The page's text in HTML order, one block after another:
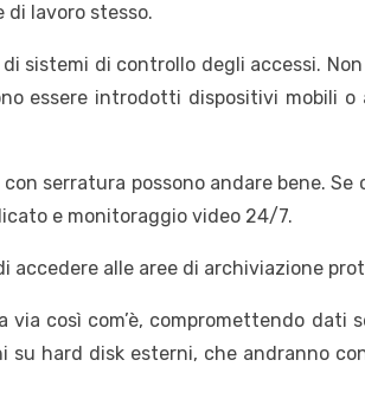
di lavoro stesso.
di sistemi di controllo degli accessi.
essere introdotti dispositivi mobili
serratura possono andare bene. Se
e monitoraggio video 24/7.
accedere alle aree di archiviazione
così com’è, compromettendo dati
hard disk esterni, che andranno